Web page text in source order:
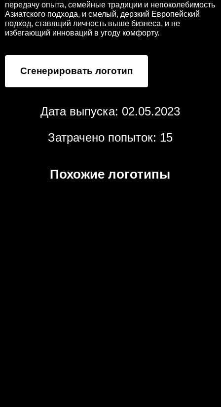
передачу опыта, семейные традиции и непоколебимость
Азиатского подхода, и смелый, дерзкий Европейский
подход, ставящий личность выше бизнеса, и не
избегающий инноваций в угоду комфорту.
Сгенерировать логотип
Дата выпуска: 02.05.2023
Затрачено попыток: 15
Похожие логотипы